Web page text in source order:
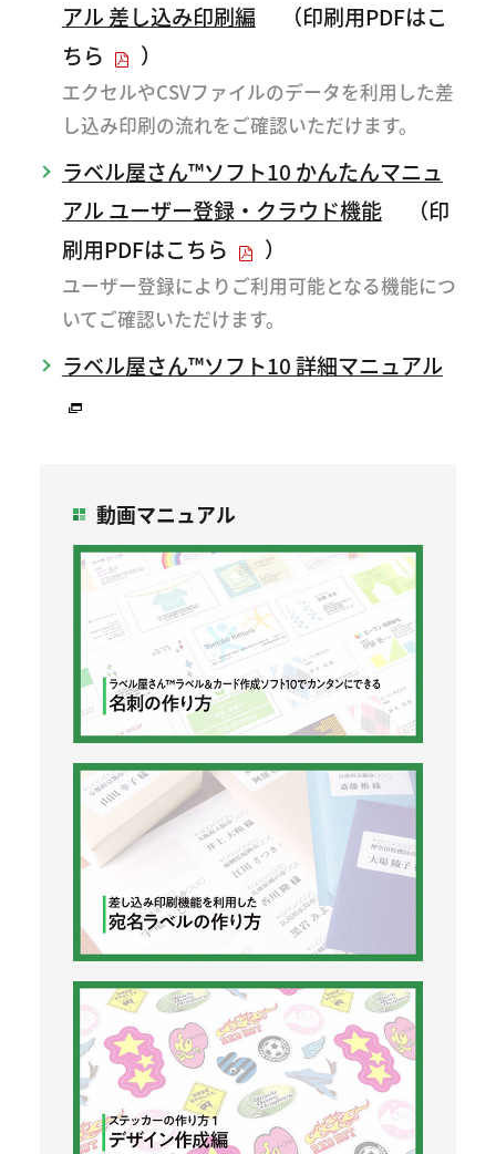
アル 差し込み印刷編 （印刷用PDFはこ
ちら
）
エクセルやCSVファイルのデータを利用した差
し込み印刷の流れをご確認いただけます。
ラベル屋さん™ソフト10 かんたんマニュ
アル ユーザー登録・クラウド機能（印
刷用PDFはこちら
）
ユーザー登録によりご利用可能となる機能につ
いてご確認いただけます。
ラベル屋さん™ソフト10 詳細マニュアル
動画マニュアル